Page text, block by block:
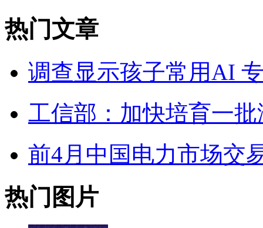
热门文章
调查显示孩子常用AI
工信部：加快培育一批
前4月中国电力市场交
热门图片